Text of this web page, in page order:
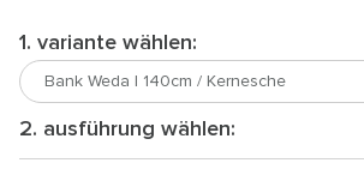
1. variante wählen:
2. ausführung wählen: